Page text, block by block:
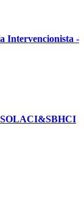
Intervencionista -
SOLACI&SBHCI